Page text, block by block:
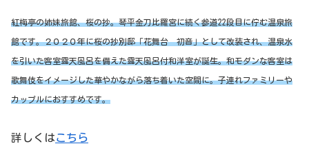
紅梅亭の姉妹旅館、桜の抄。琴平金刀比羅宮に続く参道22段目に佇む温泉旅
館です。２０２０年に桜の抄別邸「花舞台 初音」として改装され、温泉水
を引いた客室露天風呂を備えた露天風呂付和洋室が誕生。和モダンな客室は
歌舞伎をイメージした華やかながら落ち着いた空間に。子連れファミリーや
カップルにおすすめです。
詳しくはこちら